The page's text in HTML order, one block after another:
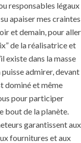
responsables légaux
apaiser mes craintes
et demain, pour aller
de la réalisatrice et
existe dans la masse
puisse admirer, devant
dominé et même
pour participer
bout de la planète.
garantissent aux
fournitures et aux